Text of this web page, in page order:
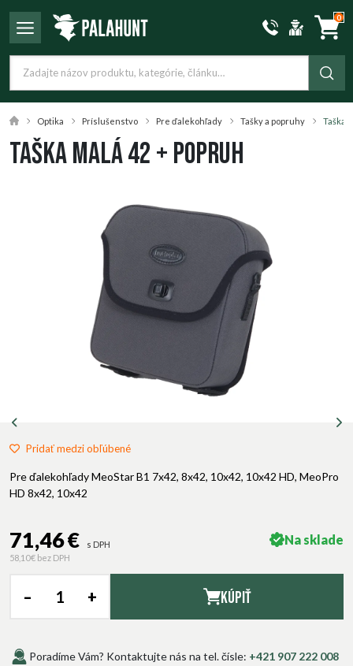
0
Optika Príslušenstvo Pre ďalekohľady Tašky a popruhy Taška
Taška malá 42 + popruh
Pridať medzi obľúbené
Pre ďalekohľady MeoStar B1 7x42, 8x42, 10x42, 10x42 HD, MeoPro
HD 8x42, 10x42
71,46 €
s DPH
58,10 € bez DPH
Na sklade
– + Kúpiť
Poradíme Vám? Kontaktujte nás na tel. čísle: +421 907 222 008